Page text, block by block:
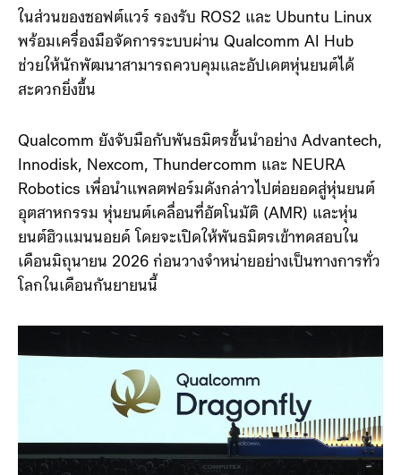
ทำงานในสภาพแวดล้อมที่ท้าทาย ตั้งแต่อุณหภูมิ -40°C ถึง
70°C
ในส่วนของซอฟต์แวร์ รองรับ ROS2 และ Ubuntu Linux
ช่วยให้นักพัฒนาสามารถควบคุมและอัปเดตหุ่นยนต์ได้
สะดวกยิ่งขึ้น
Qualcomm ยังจับมือกับพันธมิตรชั้นนำอย่าง Advantech,
Innodisk, Nexcom, Thundercomm และ NEURA
Robotics เพื่อนำแพลตฟอร์มดังกล่าวไปต่อยอดสู่หุ่นยนต์
อุตสาหกรรม หุ่นยนต์เคลื่อนที่อัตโนมัติ (AMR) และหุ่น
เดือนมิถุนายน 2026 ก่อนวางจำหน่ายอย่างเป็นทางการทั่ว
โลกในเดือนกันยายนนี้